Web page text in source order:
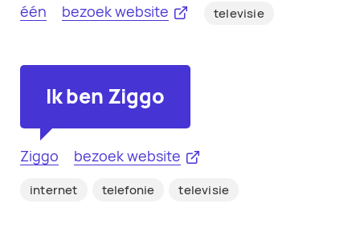
één bezoek website televisie
Ik ben Ziggo
Ziggo bezoek website
internet telefonie televisie